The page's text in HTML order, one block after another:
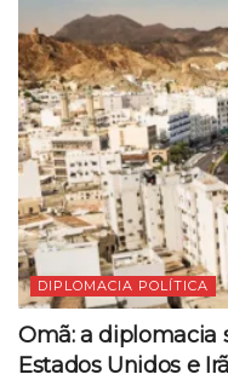
DIPLOMACIA POLÍTICA
Omã: a diplomacia
Estados Unidos e Irã